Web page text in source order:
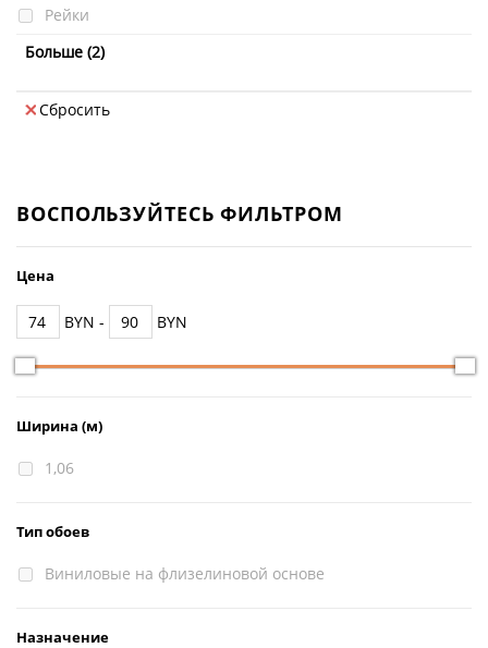
Рейки
Текстура камня, штукатурки
Больше (2)
Сбросить
ВОСПОЛЬЗУЙТЕСЬ ФИЛЬТРОМ
Цена
BYN - BYN
Ширина (м)
1,06
Тип обоев
Виниловые на флизелиновой основе
Назначение